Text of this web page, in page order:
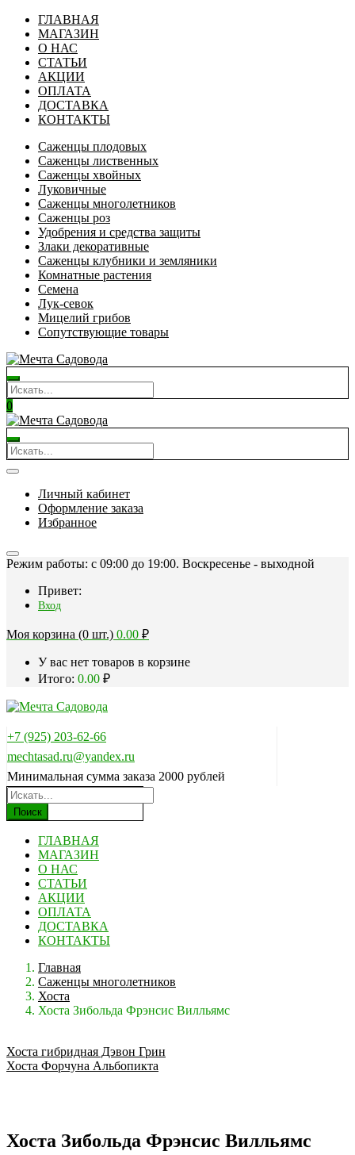
ГЛАВНАЯ
МАГАЗИН
О НАС
СТАТЬИ
АКЦИИ
ОПЛАТА
ДОСТАВКА
КОНТАКТЫ
Саженцы плодовых
Саженцы лиственных
Саженцы хвойных
Луковичные
Саженцы многолетников
Саженцы роз
Удобрения и средства защиты
Злаки декоративные
Саженцы клубники и земляники
Комнатные растения
Семена
Лук-севок
Мицелий грибов
Сопутствующие товары
0
Личный кабинет
Оформление заказа
Избранное
Режим работы: c 09:00 до 19:00. Воскресенье - выходной
Привет:
Вход
Моя корзина (0 шт.) 0.00 ₽
У вас нет товаров в корзине
Итого: 0.00 ₽
+7 (925) 203-62-66
mechtasad.ru@yandex.ru
Минимальная сумма заказа 2000 рублей
Поиск
ГЛАВНАЯ
МАГАЗИН
О НАС
СТАТЬИ
АКЦИИ
ОПЛАТА
ДОСТАВКА
КОНТАКТЫ
Главная
Саженцы многолетников
Хоста
Хоста Зибольда Фрэнсис Вилльямс
Хоста гибридная Дэвон Грин
Хоста Форчуна Альбопикта
Хоста Зибольда Фрэнсис Вилльямс